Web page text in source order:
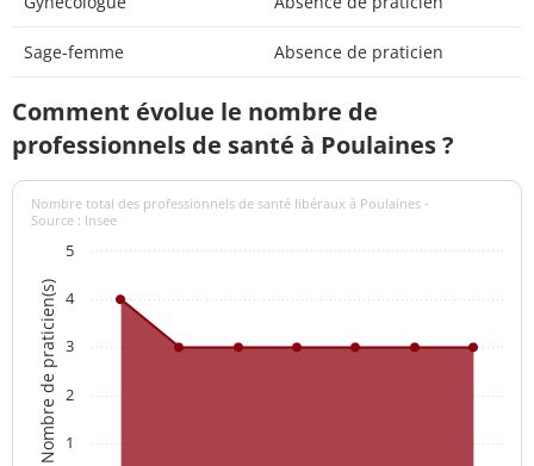
Sage-femme Absence de praticien
Comment évolue le nombre de
professionnels de santé à Poulaines ?
Nombre de praticien(s)
Nombre total des professionnels de santé libéraux à Poulaines -
Source : Insee
1
2
3
4
5